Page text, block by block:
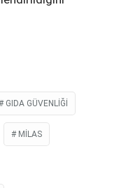
GIDA GÜVENLIĞI
MILAS